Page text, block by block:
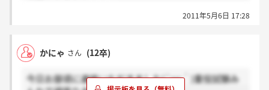
2011年5月6日 17:28
かにゃ さん (12卒)
今日お昼頃に連絡いただきました(´;ω;｀)重役試験み